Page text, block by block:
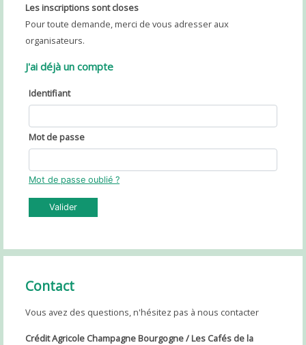
Les inscriptions sont closes
Pour toute demande, merci de vous adresser aux
organisateurs.
J'ai déjà un compte
Identifiant
Mot de passe
Mot de passe oublié ?
Valider
Contact
Vous avez des questions, n'hésitez pas à nous contacter
Crédit Agricole Champagne Bourgogne / Les Cafés de la